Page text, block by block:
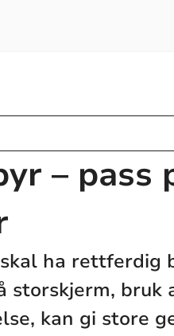
– pass
ha rettferdig
storskjerm, bruk
kan gi store